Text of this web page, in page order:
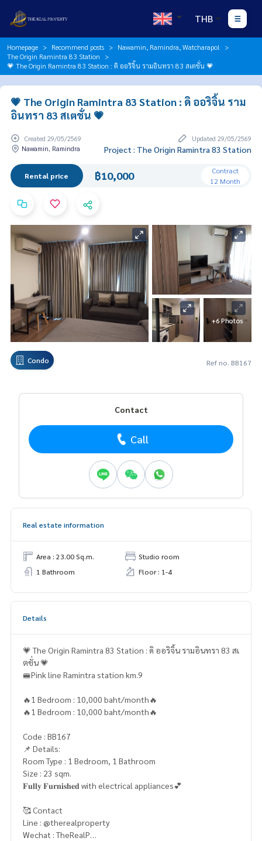
THB
Homepage Recommend posts
Nawamin, Ramindra, Watcharapol
The Origin Ramintra 83 Station
💗 The Origin Ramintra 83 Station : ดิ ออริจิ้น รามอินทรา 83 สเตชั่น 💗
💗 The Origin Ramintra 83 Station : ดิ ออริจิ้น ราม
อินทรา 83 สเตชั่น 💗
Created 29/05/2569
Updated 29/05/2569
Nawamin, Ramindra
Project : The Origin Ramintra 83 Station
Rental price ฿10,000
Contract
12 Month
+6 Photos
Condo Ref no. BB167
Contact
Call
Real estate information
Area : 23.00 Sq.m.
Studio room
1 Bathroom
Floor : 1-4
Details
💗 The Origin Ramintra 83 Station : ดิ ออริจิ้น รามอินทรา 83 สเ
ตชั่น 💗
🚝Pink line Ramintra station km.9
🔥1 Bedroom : 10,000 baht/month🔥
🔥1 Bedroom : 10,000 baht/month🔥
Code : BB167
📌 Details:
Room Type : 1 Bedroom, 1 Bathroom
Size : 23 sqm.
𝐅𝐮𝐥𝐥𝐲 𝐅𝐮𝐫𝐧𝐢𝐬𝐡𝐞𝐝 with electrical appliances💕
🥰 Contact
Line : @therealproperty
Wechat : TheRealP